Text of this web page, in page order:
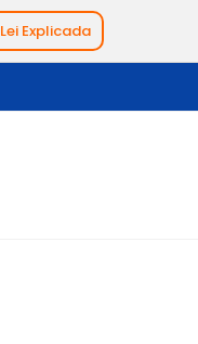
Lei Explicada